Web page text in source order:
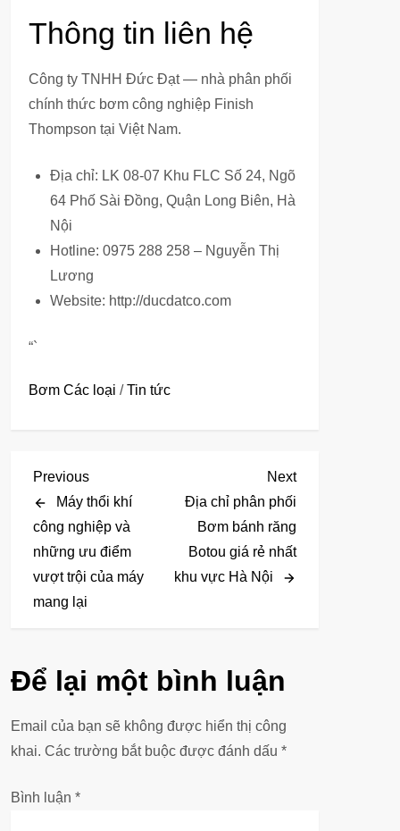
Thông tin liên hệ
Công ty TNHH Đức Đạt — nhà phân phối
chính thức bơm công nghiệp Finish
Thompson tại Việt Nam.
Địa chỉ: LK 08-07 Khu FLC Số 24, Ngõ
64 Phố Sài Đồng, Quận Long Biên, Hà
Nội
Hotline: 0975 288 258 – Nguyễn Thị
Lương
Website: http://ducdatco.com
“`
Bơm Các loại /Tin tức
Đ
i
ề
u
ư
ớ
n
g
Previous
Post
Previous
Máy thổi khí
công nghiệp và
những ưu điểm
vượt trội của máy
mang lại
Next
Next
Địa chỉ phân phối
Bơm bánh răng
Botou giá rẻ nhất
khu vực Hà Nội
Để lại một bình luận
Email của bạn sẽ không được hiển thị công
khai. Các trường bắt buộc được đánh dấu *
Bình luận *